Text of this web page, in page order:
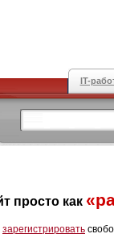
IT-
просто как
зарегистрировать